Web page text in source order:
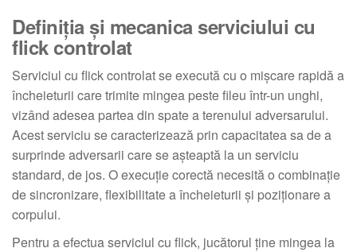
Definiția și mecanica serviciului cu
flick controlat
Serviciul cu flick controlat se execută cu o mișcare rapidă a
încheieturii care trimite mingea peste fileu într-un unghi,
vizând adesea partea din spate a terenului adversarului.
Acest serviciu se caracterizează prin capacitatea sa de a
surprinde adversarii care se așteaptă la un serviciu
standard, de jos. O execuție corectă necesită o combinație
de sincronizare, flexibilitate a încheieturii și poziționare a
corpului.
Pentru a efectua serviciul cu flick, jucătorul ține mingea la